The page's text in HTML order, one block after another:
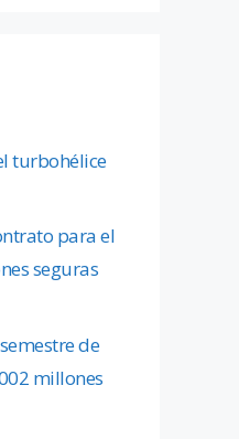
turbohélice
para el
seguras
de
millones